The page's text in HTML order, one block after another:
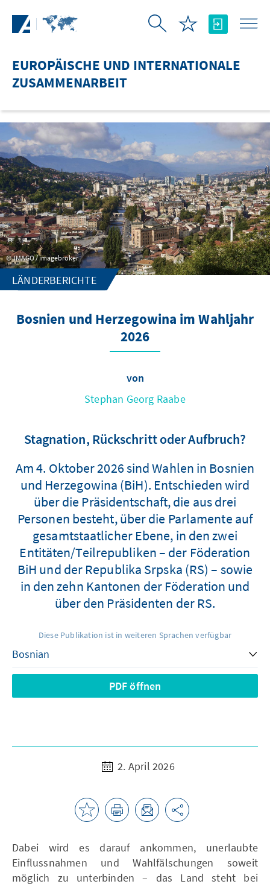
EUROPÄISCHE UND INTERNATIONALE
ZUSAMMENARBEIT
IMAGO / imagebroker
LÄNDERBERICHTE
Bosnien und Herzegowina im Wahljahr
2026
von
Stephan Georg Raabe
Stagnation, Rückschritt oder Aufbruch?
Am 4. Oktober 2026 sind Wahlen in Bosnien
und Herzegowina (BiH). Entschieden wird
über die Präsidentschaft, die aus drei
Personen besteht, über die Parlamente auf
gesamtstaatlicher Ebene, in den zwei
Entitäten/Teilrepubliken – der Föderation
BiH und der Republika Srpska (RS) – sowie
in den zehn Kantonen der Föderation und
über den Präsidenten der RS.
Diese Publikation ist in weiteren Sprachen verfügbar
PDF öffnen
2. April 2026
Dabei wird es darauf ankommen, unerlaubte
Einflussnahmen und Wahlfälschungen soweit
möglich zu unterbinden – das Land steht bei